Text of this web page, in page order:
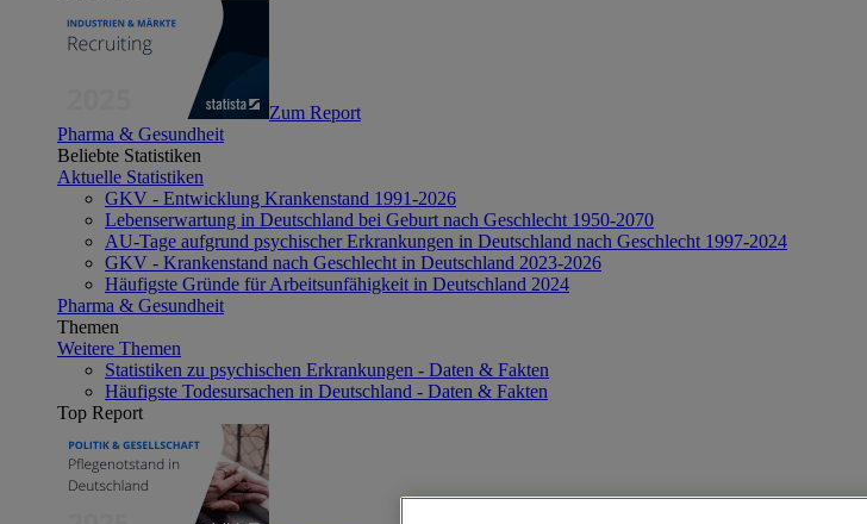
Zum Report
Pharma & Gesundheit
Beliebte Statistiken
Aktuelle Statistiken
GKV - Entwicklung Krankenstand 1991-2026
Lebenserwartung in Deutschland bei Geburt nach Geschlecht 1950-2070
AU-Tage aufgrund psychischer Erkrankungen in Deutschland nach Geschlecht 1997-2024
GKV - Krankenstand nach Geschlecht in Deutschland 2023-2026
Häufigste Gründe für Arbeitsunfähigkeit in Deutschland 2024
Pharma & Gesundheit
Themen
Weitere Themen
Statistiken zu psychischen Erkrankungen - Daten & Fakten
Häufigste Todesursachen in Deutschland - Daten & Fakten
Top Report